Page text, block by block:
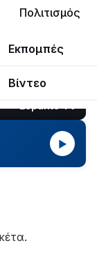
Πολιτισμός
Εκπομπές
Βίντεο
▶